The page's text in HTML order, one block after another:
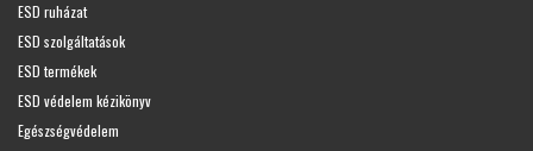
ESD ruházat
ESD szolgáltatások
ESD termékek
ESD védelem kézikönyv
Egészségvédelem